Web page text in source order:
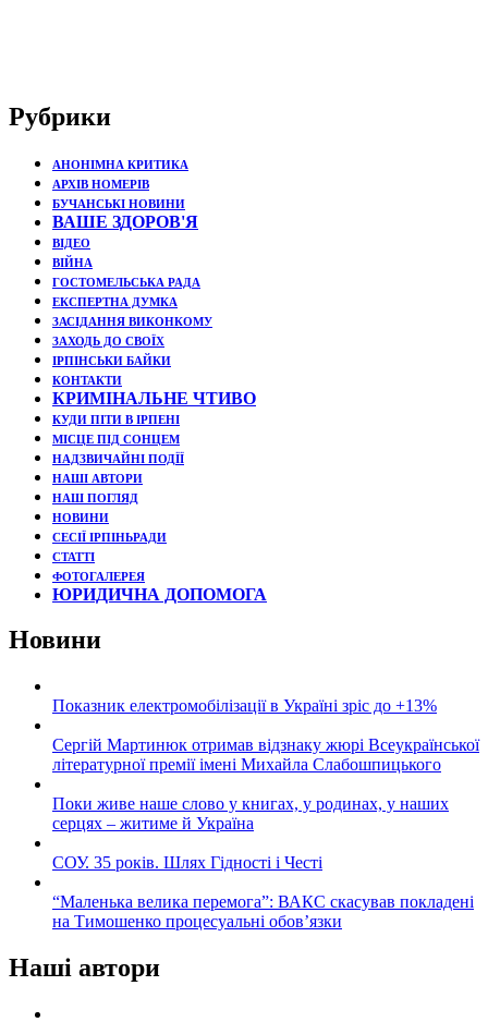
Рубрики
АНОНІМНА КРИТИКА
АРХІВ НОМЕРІВ
БУЧАНСЬКІ НОВИНИ
ВАШЕ ЗДОРОВ'Я
ВІДЕО
ВІЙНА
ГОСТОМЕЛЬСЬКА РАДА
ЕКСПЕРТНА ДУМКА
ЗАСІДАННЯ ВИКОНКОМУ
ЗАХОДЬ ДО СВОЇХ
ІРПІНСЬКИ БАЙКИ
КОНТАКТИ
КРИМІНАЛЬНЕ ЧТИВО
КУДИ ПІТИ В ІРПЕНІ
МІСЦЕ ПІД СОНЦЕМ
НАДЗВИЧАЙНІ ПОДЇЇ
НАШІ АВТОРИ
НАШ ПОГЛЯД
НОВИНИ
СЕСІЇ ІРПІНЬРАДИ
СТАТТІ
ФОТОГАЛЕРЕЯ
ЮРИДИЧНА ДОПОМОГА
Новини
Показник електромобілізації в Україні зріс до +13%
Сергій Мартинюк отримав відзнаку жюрі Всеукраїнської
літературної премії імені Михайла Слабошпицького
Поки живе наше слово у книгах, у родинах, у наших
серцях – житиме й Україна
СОУ. 35 років. Шлях Гідності і Честі
“Маленька велика перемога”: ВАКС скасував покладені
на Тимошенко процесуальні обов’язки
Наші автори